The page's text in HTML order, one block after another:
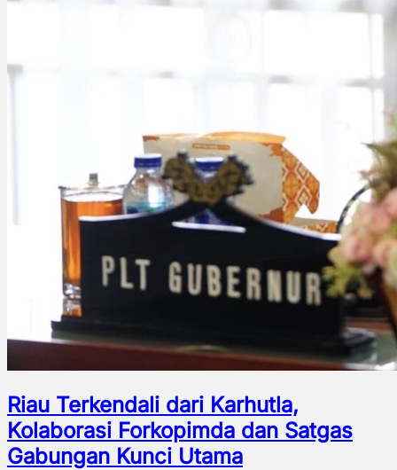
Riau Terkendali dari Karhutla,
Kolaborasi Forkopimda dan Satgas
Gabungan Kunci Utama